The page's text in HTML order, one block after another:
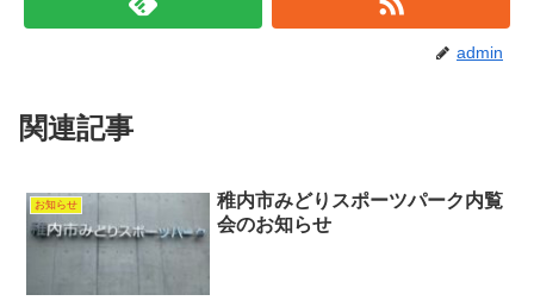
admin
関連記事
お知らせ
稚内市みどりスポーツパーク内覧
会のお知らせ